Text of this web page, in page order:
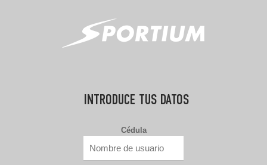
INTRODUCE TUS DATOS
Cédula